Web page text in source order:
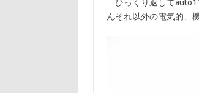
ひっくり返して
んそれ以外の電気的、